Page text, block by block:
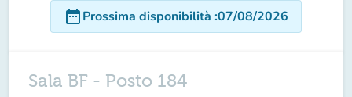
date_rangeProssima disponibilità :07/08/2026
Sala BF - Posto 184